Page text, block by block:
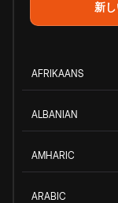
新
AFRIKAANS
ALBANIAN
AMHARIC
ARABIC